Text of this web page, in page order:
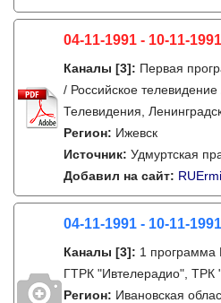
04-11-1991 - 10-11-1991
Каналы [3]: Первая
/ Российское
Телевидения,
Регион: Ижевск
Источник: Удмуртская
Добавил на сайт:
04-11-1991 - 10-11-1991
Каналы [3]: 1 программа
ГТРК "Ивтелерадио", ТРК
Регион: Ивановская